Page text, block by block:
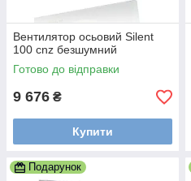
Вентилятор осьовий Silent
100 cnz безшумний
Готово до відправки
9 676 ₴
Купити
Подарунок